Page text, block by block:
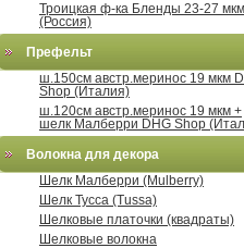
Троицкая ф-ка Бленды 23-27 мкм
(Россия)
Префельт
ш.150см австр.меринос 19 мкм
Shop (Италия)
ш.120см австр.меринос 19 мкм +
шелк Малберри DHG Shop
Волокна для декора
Шелк Малберри (Mulberry)
Шелк Тусса (Tussa)
Шелковые платочки (квадраты)
Шелковые волокна